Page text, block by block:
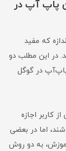
پاپ‌‌ آپ در
که مفید
در این مطلب دو
در گوگل
کاربر اجازه
اما در بعضی
به دو روش